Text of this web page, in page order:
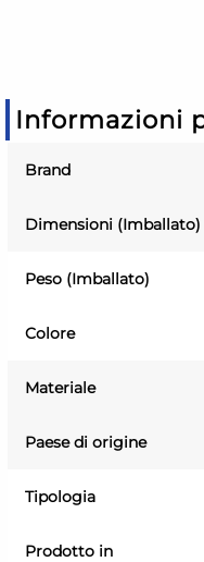
Informazioni
Brand
Dimensioni (Imballato)
Peso (Imballato)
Colore
Materiale
Paese di origine
Tipologia
Prodotto in